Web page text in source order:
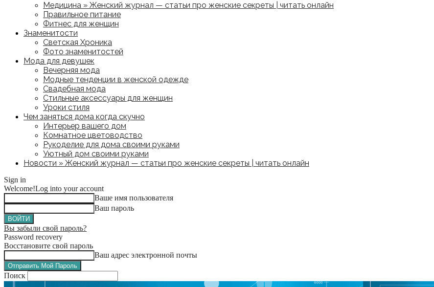
Медицина » Женский журнал — статьи про женские секреты | читать онлайн
Правильное питание
Фитнес для женщин
Знаменитости
Светская Хроника
Фото знаменитостей
Мода для девушек
Вечерняя мода
Модные тенденции в женской одежде
Свадебная мода
Стильные аксессуары для женщин
Уроки стиля
Чем заняться дома когда скучно
Интерьер вашего дом
Комнатное цветоводство
Рукоделие для дома своими руками
Уютный дом своими руками
Новости » Женский журнал — статьи про женские секреты | читать онлайн
Sign in
Welcome!Log into your account
Ваше имя пользователя
Ваш пароль
Вы забыли свой пароль?
Password recovery
Восстановите свой пароль
Ваш адрес электронной почты
Поиск